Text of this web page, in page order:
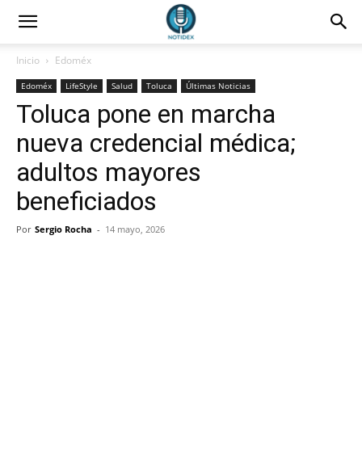
Inicio Edoméx
Edoméx LifeStyle Salud Toluca Últimas Noticias
Toluca pone en marcha
nueva credencial médica;
adultos mayores
beneficiados
Por Sergio Rocha - 14 mayo, 2026